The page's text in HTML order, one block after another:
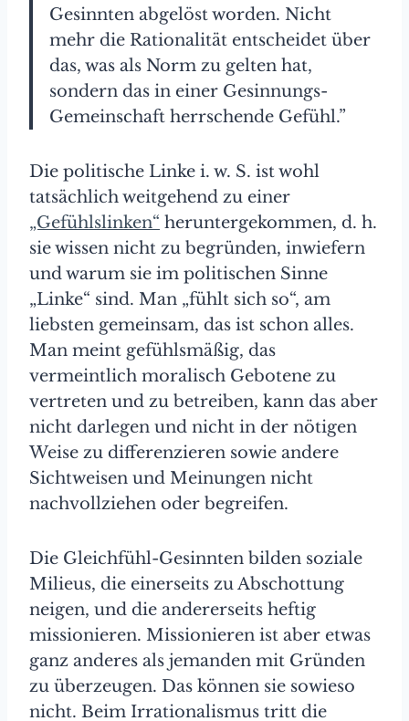
Gesinnten abgelöst worden. Nicht
mehr die Rationalität entscheidet über
das, was als Norm zu gelten hat,
sondern das in einer Gesinnungs-
Gemeinschaft herrschende Gefühl.”
Die politische Linke i. w. S. ist wohl
tatsächlich weitgehend zu einer
„Gefühlslinken“ heruntergekommen, d. h.
sie wissen nicht zu begründen, inwiefern
und warum sie im politischen Sinne
„Linke“ sind. Man „fühlt sich so“, am
liebsten gemeinsam, das ist schon alles.
Man meint gefühlsmäßig, das
vermeintlich moralisch Gebotene zu
vertreten und zu betreiben, kann das aber
nicht darlegen und nicht in der nötigen
Weise zu differenzieren sowie andere
Sichtweisen und Meinungen nicht
nachvollziehen oder begreifen.
Die Gleichfühl-Gesinnten bilden soziale
Milieus, die einerseits zu Abschottung
neigen, und die andererseits heftig
missionieren. Missionieren ist aber etwas
ganz anderes als jemanden mit Gründen
zu überzeugen. Das können sie sowieso
nicht. Beim Irrationalismus tritt die